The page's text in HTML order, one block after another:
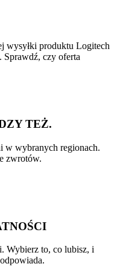
wysyłki produktu Logitech
Sprawdź, czy oferta
TEŻ.
w wybranych regionach.
zwrotów.
Wybierz to, co lubisz, i